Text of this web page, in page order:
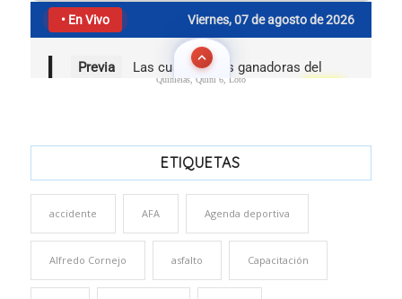
Quinielas, Quini 6, Loto
ETIQUETAS
accidente AFA Agenda deportiva
Alfredo Cornejo asfalto Capacitación